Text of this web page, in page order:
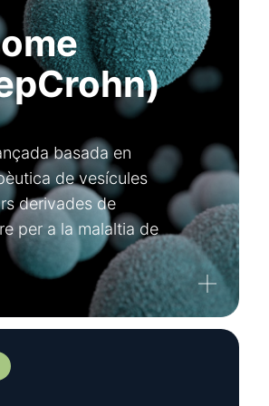
basada en
de vesícules
derivades de
per a la malaltia de